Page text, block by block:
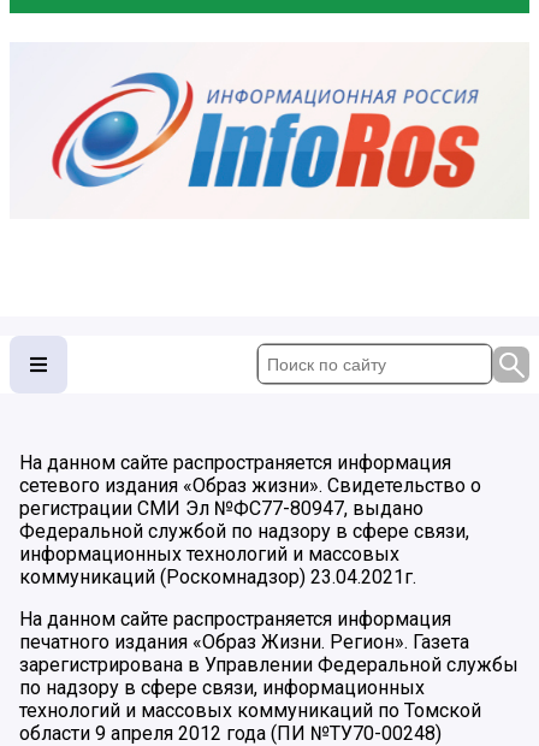
На данном сайте распространяется информация
сетевого издания «Образ жизни». Свидетельство о
регистрации СМИ Эл №ФС77-80947, выдано
Федеральной службой по надзору в сфере связи,
информационных технологий и массовых
коммуникаций (Роскомнадзор) 23.04.2021г.
На данном сайте распространяется информация
печатного издания «Образ Жизни. Регион». Газета
зарегистрирована в Управлении Федеральной службы
по надзору в сфере связи, информационных
технологий и массовых коммуникаций по Томской
области 9 апреля 2012 года (ПИ №ТУ70-00248)